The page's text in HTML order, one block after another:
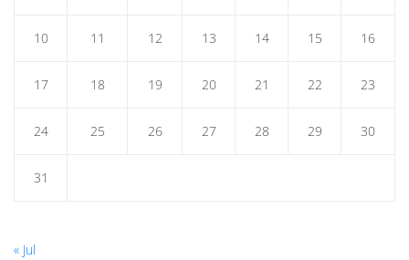
10 11 12 13 14 15 16
17 18 19 20 21 22 23
24 25 26 27 28 29 30
31
« Jul